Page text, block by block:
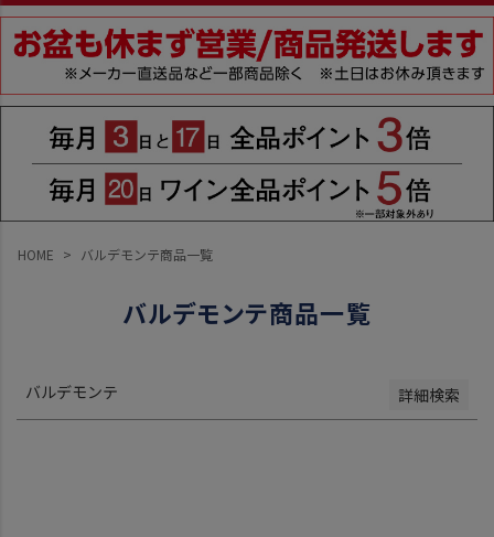
HOME バルデモンテ商品一覧
バルデモンテ商品一覧
バルデモンテ 詳細検索
〜
在庫なし商品
在庫なし商品を表示しない
並び順
新着順
登録順
価格が安い順
価格が高い順
優先度順
キーワードヒット順